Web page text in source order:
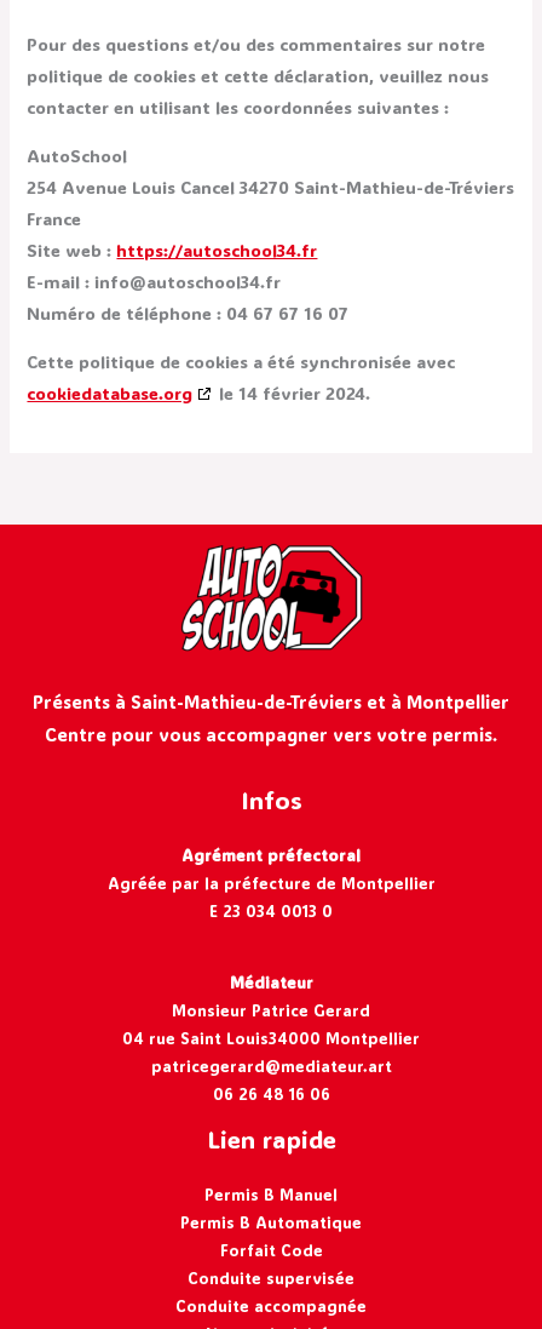
Pour des questions et/ou des commentaires sur notre
politique de cookies et cette déclaration, veuillez nous
contacter en utilisant les coordonnées suivantes :
AutoSchool
254 Avenue Louis Cancel 34270 Saint-Mathieu-de-Tréviers
France
Site web : https://autoschool34.fr
E-mail :info@autoschool34.fr
Numéro de téléphone : 04 67 67 16 07
Cette politique de cookies a été synchronisée avec
cookiedatabase.org
le 14 février 2024.
Présents à Saint-Mathieu-de-Tréviers et à Montpellier
Centre pour vous accompagner vers votre permis.
Infos
Agrément préfectoral
Agréée par la préfecture de Montpellier
E 23 034 0013 0
Médiateur
Monsieur Patrice Gerard
04 rue Saint Louis34000 Montpellier
patricegerard@mediateur.art
06 26 48 16 06
Lien rapide
Permis B Manuel
Permis B Automatique
Forfait Code
Conduite supervisée
Conduite accompagnée